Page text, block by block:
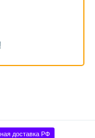
доставка РФ